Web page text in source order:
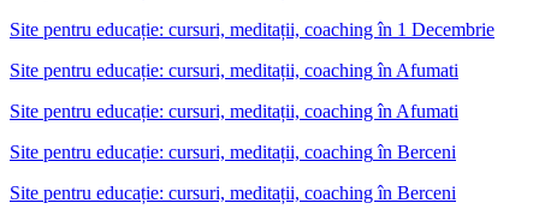
Site pentru educație: cursuri, meditații, coaching în 1 Decembrie
Site pentru educație: cursuri, meditații, coachingîn Afumati
Site pentru educație: cursuri, meditații, coaching în Afumati
Site pentru educație: cursuri, meditații, coachingîn Berceni
Site pentru educație: cursuri, meditații, coaching în Berceni